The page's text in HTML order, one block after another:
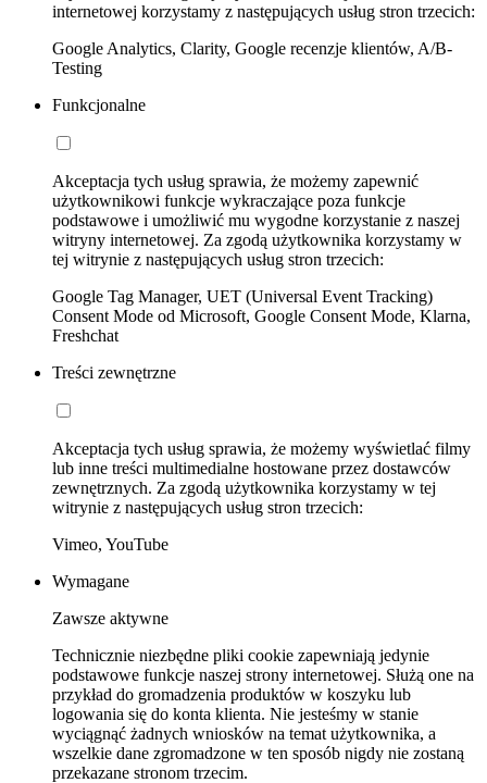
internetowej korzystamy z następujących usług stron trzecich:
Google Analytics, Clarity, Google recenzje klientów, A/B-
Testing
Funkcjonalne
Akceptacja tych usług sprawia, że możemy zapewnić
użytkownikowi funkcje wykraczające poza funkcje
podstawowe i umożliwić mu wygodne korzystanie z naszej
witryny internetowej. Za zgodą użytkownika korzystamy w
tej witrynie z następujących usług stron trzecich:
Google Tag Manager, UET (Universal Event Tracking)
Consent Mode od Microsoft, Google Consent Mode, Klarna,
Freshchat
Treści zewnętrzne
Akceptacja tych usług sprawia, że możemy wyświetlać filmy
lub inne treści multimedialne hostowane przez dostawców
zewnętrznych. Za zgodą użytkownika korzystamy w tej
witrynie z następujących usług stron trzecich:
Vimeo, YouTube
Wymagane
Zawsze aktywne
Technicznie niezbędne pliki cookie zapewniają jedynie
podstawowe funkcje naszej strony internetowej. Służą one na
przykład do gromadzenia produktów w koszyku lub
logowania się do konta klienta. Nie jesteśmy w stanie
wyciągnąć żadnych wniosków na temat użytkownika, a
wszelkie dane zgromadzone w ten sposób nigdy nie zostaną
przekazane stronom trzecim.